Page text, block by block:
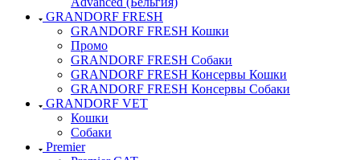
GRANDORF FRESH
GRANDORF FRESH Кошки
Промо
GRANDORF FRESH Собаки
GRANDORF FRESH Консервы Кошки
GRANDORF FRESH Консервы Собаки
GRANDORF VET
Кошки
Собаки
Premier